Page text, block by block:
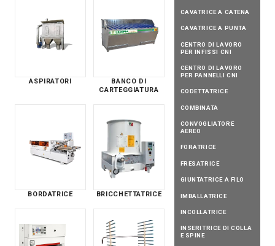
ASPIRATORI
BANCO DI
CARTEGGIATURA
BORDATRICE BRICCHETTATRICE
CAVATRICE A CATENA
CAVATRICE A PUNTA
CENTRO DI LAVORO
PER INFISSI CNI
CENTRO DI LAVORO
PER PANNELLI CNI
CODETTATRICE
COMBINATA
CONVOGLIATORE
AEREO
FORATRICE
FRESATRICE
GIUNTATRICE A FILO
IMBALLATRICE
INCOLLATRICE
INSERITRICE DI COLLA
E SPINE